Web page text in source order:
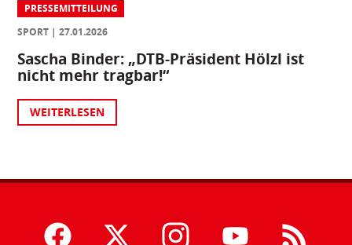
PRESSEMITTEILUNG
SPORT
27.01.2026
Sascha Binder: „DTB-Präsident Hölzl ist
nicht mehr tragbar!“
WEITERLESEN